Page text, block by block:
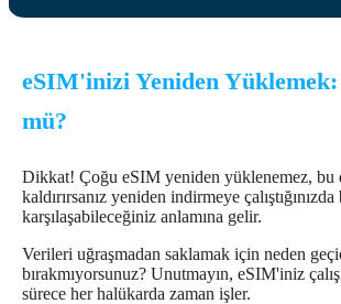
eSIM'inizi Yeniden
mü?
Dikkat! Çoğu eSIM yeniden yüklenemez, bu
kaldırırsanız yeniden indirmeye
karşılaşabileceğiniz anlamına gelir.
Verileri uğraşmadan saklamak için neden
bırakmıyorsunuz? Unutmayın, eSIM'iniz
sürece her halükarda zaman işler.